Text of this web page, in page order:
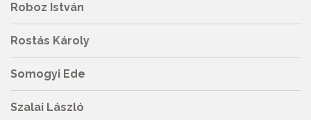
Roboz István
Rostás Károly
Somogyi Ede
Szalai László